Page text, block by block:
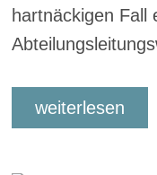
hartnäckigen Fall
weiterlesen